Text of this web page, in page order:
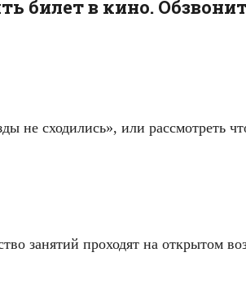
билет в кино.
не сходились», или рассмотреть
занятий проходят на открытом